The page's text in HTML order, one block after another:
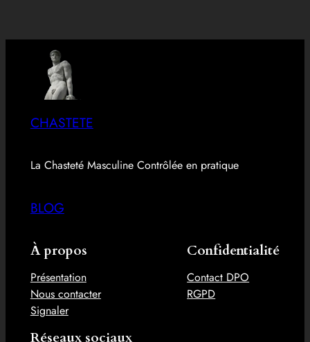
CHASTETE
La Chasteté Masculine Contrôlée en pratique
BLOG
À propos
Présentation
Nous contacter
Signaler
Confidentialité
Contact DPO
RGPD
Réseaux sociaux